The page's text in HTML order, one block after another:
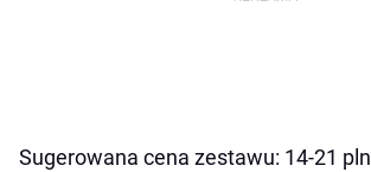
Sugerowana cena zestawu: 14-21 pln